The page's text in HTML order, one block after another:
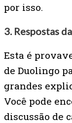
por isso.
3. Respostas
Esta é
de Duolingo
grandes
Você pode
discussão de